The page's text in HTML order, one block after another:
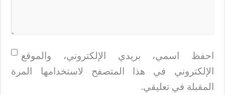
احفظ اسمي، بريدي الإلكتروني، والموقع
الإلكتروني في هذا المتصفح لاستخدامها المرة
المقبلة في تعليقي.